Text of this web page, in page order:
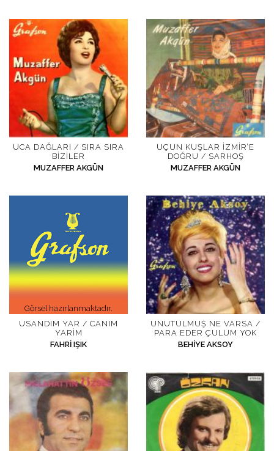
İletişim
en
UCA DAĞLARI / SIRA SIRA
BIZILER
MUZAFFER AKGÜN
UÇUN KUŞLAR İZMIR’E
DOĞRU / SARHOŞ
MUZAFFER AKGÜN
Görsel hazırlanmaktadır.
USANDIM YAR / CANIM
YARIM
FAHRI IŞIK
UNUTULMUŞ NE VARSA /
PARA EDER ÇULUM YOK
BEHIYE AKSOY